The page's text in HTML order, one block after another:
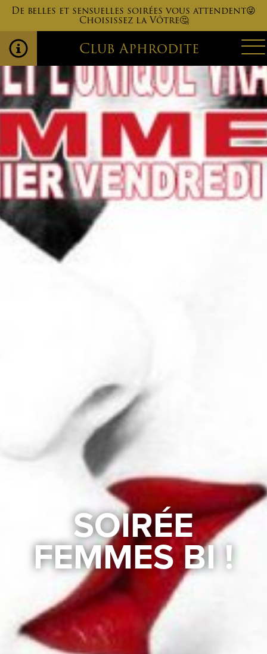
De belles et sensuelles soirées vous attendent😜
Choisissez la Vôtre🤔
Club Aphrodite
SOIRÉE
FEMMES BI !